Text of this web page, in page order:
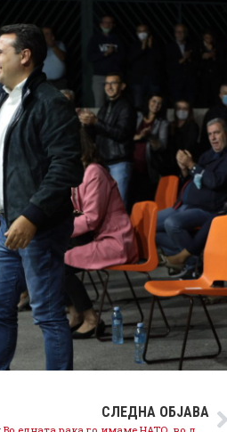
СЛЕДНА ОБЈАВА